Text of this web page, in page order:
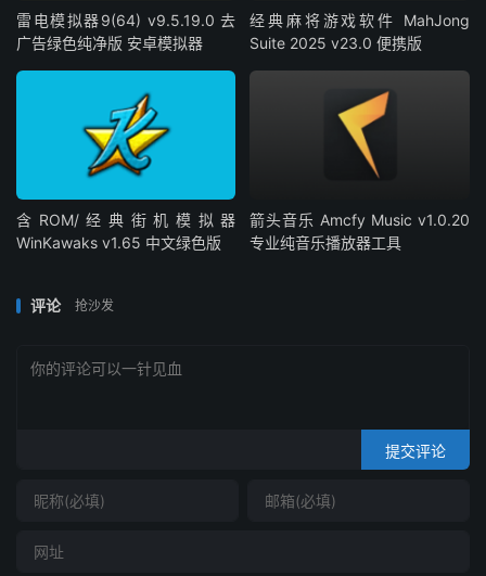
雷电模拟器9(64) v9.5.19.0 去
广告绿色纯净版 安卓模拟器
经典麻将游戏软件 MahJong
Suite 2025 v23.0 便携版
含ROM/经典街机模拟器
WinKawaks v1.65 中文绿色版
箭头音乐 Amcfy Music v1.0.20
专业纯音乐播放器工具
评论 抢沙发
提交评论